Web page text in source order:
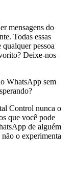
mensagens do
Todas essas
pessoa
Deixe-nos
WhatsApp sem
Control nunca o
que você pode
de alguém
o experimenta